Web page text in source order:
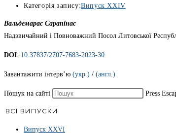
Категорія запису:Випуск XXIV
Вальдемарас Сарапінас
Надзвичайний і Повноважний Посол Литовської
DOI: 10.37837/2707-7683-2023-30
Завантажити інтерв’ю (укр.) / (англ.)
Пошук на сайті Press
ВСІ ВИПУСКИ
Випуск ХХVІ